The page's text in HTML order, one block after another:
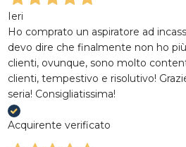
Ieri
Ho comprato un aspiratore ad
devo dire che finalmente non ho
clienti, ovunque, sono molto
clienti, tempestivo e risolutivo!
seria! Consigliatissima!
Acquirente verificato